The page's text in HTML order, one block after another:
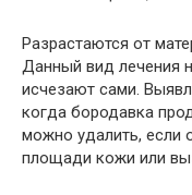
Разрастаются от
Данный вид лечения
исчезают сами.
когда бородавка
можно удалить, если
площади кожи или